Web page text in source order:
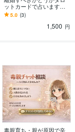
ットカードで占います
【未来を読む】離婚か再
構築かあなたの選択の答
5.0 (3)
1,500 円
毒親育ち・親が原因で辛